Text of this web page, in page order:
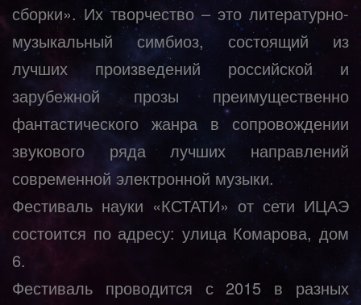
сборки». Их творчество – это литературно-
музыкальный симбиоз, состоящий из
лучших произведений российской и
зарубежной прозы преимущественно
фантастического жанра в сопровождении
звукового ряда лучших направлений
современной электронной музыки.
Фестиваль науки «КСТАТИ» от сети ИЦАЭ
состоится по адресу: улица Комарова, дом
6.
Фестиваль проводится с 2015 в разных